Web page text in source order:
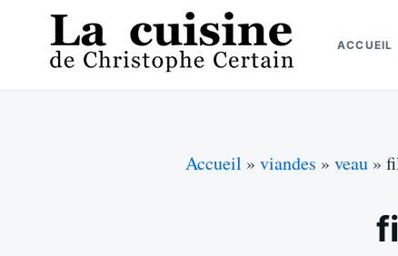
content
for:
ACCUEIL
Accueil » viandes » veau »